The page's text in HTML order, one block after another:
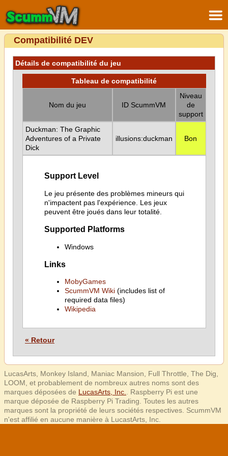
Compatibilité DEV
Détails de compatibilité du jeu
Tableau de compatibilité
Nom du jeu ID ScummVM
Niveau
de
support
Duckman: The Graphic
Adventures of a Private
Dick
illusions:duckman Bon
Support Level
Le jeu présente des problèmes mineurs qui
n'impactent pas l'expérience. Les jeux
peuvent être joués dans leur totalité.
Supported Platforms
Windows
Links
MobyGames
ScummVM Wiki(includes list of
required data files)
Wikipedia
« Retour
LucasArts, Monkey Island, Maniac Mansion, Full Throttle, The Dig,
LOOM, et probablement de nombreux autres noms sont des
marques déposées de LucasArts, Inc.
. Raspberry Pi est une
marque déposée de Raspberry Pi Trading. Toutes les autres
marques sont la propriété de leurs sociétés respectives. ScummVM
n'est affilié en aucune manière à LucastArts, Inc.